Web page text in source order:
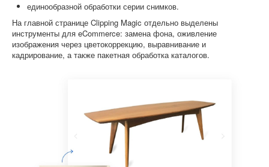
единообразной обработки серии снимков.
На главной странице Clipping Magic отдельно выделены
инструменты для eCommerce: замена фона, оживление
изображения через цветокоррекцию, выравнивание и
кадрирование, а также пакетная обработка каталогов.